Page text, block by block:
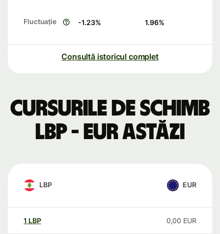
Fluctuație -1.23% 1.96%
Consultă istoricul complet
Cursurile de schimb
LBP - EUR astăzi
LBP EUR
1 LBP 0,00 EUR